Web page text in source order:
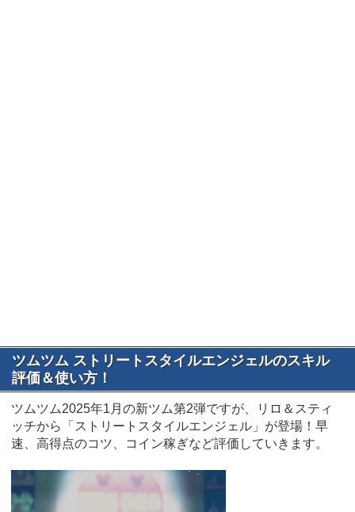
ツムツム ストリートスタイルエンジェルのスキル
評価＆使い方！
ツムツム2025年1月の新ツム第2弾ですが、リロ＆スティ
ッチから「ストリートスタイルエンジェル」が登場！早
速、高得点のコツ、コイン稼ぎなど評価していきます。